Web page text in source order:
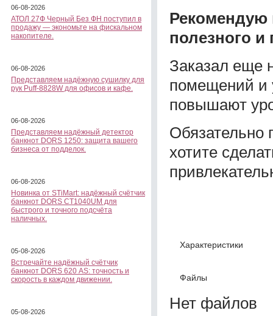
06-08-2026
АТОЛ 27Ф Черный Без ФН поступил в
продажу — экономьте на фискальном
накопителе.
06-08-2026
Представляем надёжную сушилку для
рук Puff-8828W для офисов и кафе.
06-08-2026
Представляем надёжный детектор
банкнот DORS 1250: защита вашего
бизнеса от подделок.
06-08-2026
Новинка от STiMart: надёжный счётчик
банкнот DORS CT1040UM для
быстрого и точного подсчёта
наличных.
05-08-2026
Встречайте надёжный счётчик
банкнот DORS 620 АS: точность и
скорость в каждом движении.
05-08-2026
Рекомендую
полезного и
Заказал еще
помещений и
повышают
Обязательно
хотите
Характеристики
Файлы
Нет файлов